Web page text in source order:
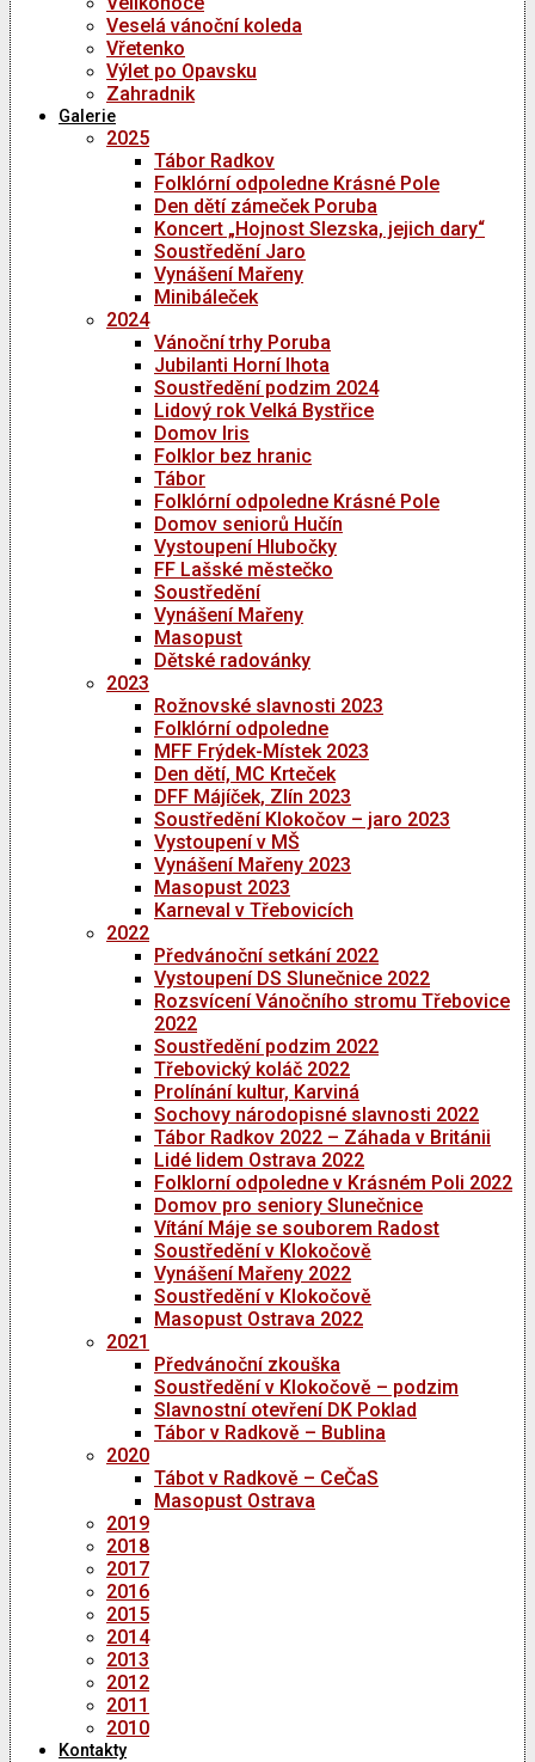
Veselá vánoční koleda
Vřetenko
Výlet po Opavsku
Zahradnik
Galerie
2025
Tábor Radkov
Folklórní odpoledne Krásné Pole
Den dětí zámeček Poruba
Koncert „Hojnost Slezska, jejich dary“
Soustředění Jaro
Vynášení Mařeny
Minibáleček
2024
Vánoční trhy Poruba
Jubilanti Horní lhota
Soustředění podzim 2024
Lidový rok Velká Bystřice
Domov Iris
Folklor bez hranic
Tábor
Folklórní odpoledne Krásné Pole
Domov seniorů Hučín
Vystoupení Hlubočky
FF Lašské městečko
Soustředění
Vynášení Mařeny
Masopust
Dětské radovánky
2023
Rožnovské slavnosti 2023
Folklórní odpoledne
MFF Frýdek-Místek 2023
Den dětí, MC Krteček
DFF Májíček, Zlín 2023
Soustředění Klokočov – jaro 2023
Vystoupení v MŠ
Vynášení Mařeny 2023
Masopust 2023
Karneval v Třebovicích
2022
Předvánoční setkání 2022
Vystoupení DS Slunečnice 2022
Rozsvícení Vánočního stromu Třebovice
2022
Soustředění podzim 2022
Třebovický koláč 2022
Prolínání kultur, Karviná
Sochovy národopisné slavnosti 2022
Tábor Radkov 2022 – Záhada v Británii
Lidé lidem Ostrava 2022
Folklorní odpoledne v Krásném Poli 2022
Domov pro seniory Slunečnice
Vítání Máje se souborem Radost
Soustředění v Klokočově
Vynášení Mařeny 2022
Soustředění v Klokočově
Masopust Ostrava 2022
2021
Předvánoční zkouška
Soustředění v Klokočově – podzim
Slavnostní otevření DK Poklad
Tábor v Radkově – Bublina
2020
Tábot v Radkově – CeČaS
Masopust Ostrava
2019
2018
2017
2016
2015
2014
2013
2012
2011
2010
Kontakty